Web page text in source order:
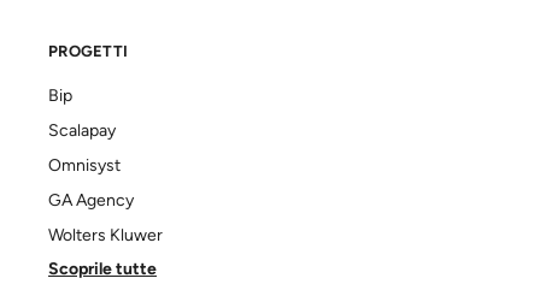
PROGETTI
Bip
Scalapay
Omnisyst
GA Agency
Wolters Kluwer
Scoprile tutte